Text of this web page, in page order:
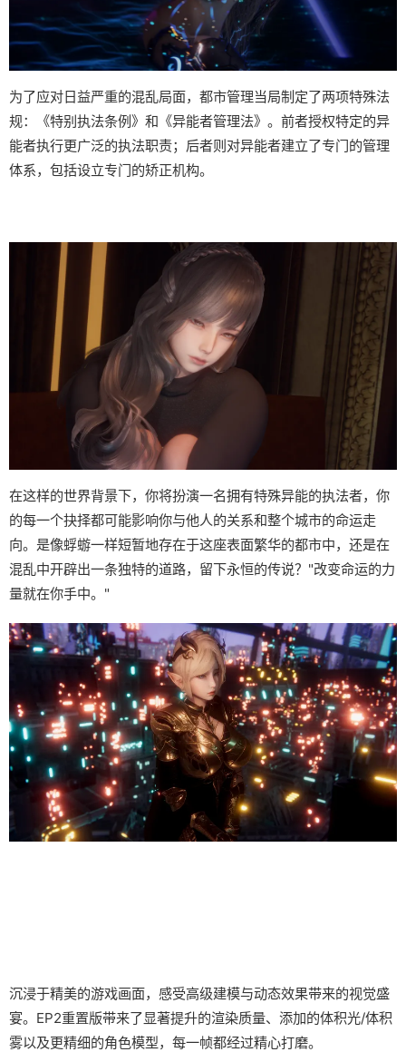
为了应对日益严重的混乱局面，都市管理当局制定了两项特殊法
规：《特别执法条例》和《异能者管理法》。前者授权特定的异
能者执行更广泛的执法职责；后者则对异能者建立了专门的管理
体系，包括设立专门的矫正机构。
在这样的世界背景下，你将扮演一名拥有特殊异能的执法者，你
的每一个抉择都可能影响你与他人的关系和整个城市的命运走
向。是像蜉蝣一样短暂地存在于这座表面繁华的都市中，还是在
混乱中开辟出一条独特的道路，留下永恒的传说？"改变命运的力
量就在你手中。"
沉浸于精美的游戏画面，感受高级建模与动态效果带来的视觉盛
宴。EP2重置版带来了显著提升的渲染质量、添加的体积光/体积
雾以及更精细的角色模型，每一帧都经过精心打磨。